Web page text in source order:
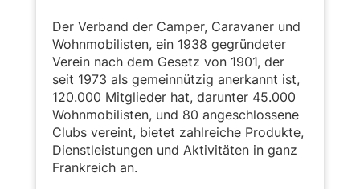
Der Verband der Camper, Caravaner und
Wohnmobilisten, ein 1938 gegründeter
Verein nach dem Gesetz von 1901, der
seit 1973 als gemeinnützig anerkannt ist,
120.000 Mitglieder hat, darunter 45.000
Wohnmobilisten, und 80 angeschlossene
Clubs vereint, bietet zahlreiche Produkte,
Dienstleistungen und Aktivitäten in ganz
Frankreich an.